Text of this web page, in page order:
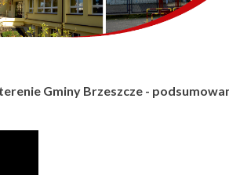
Gminy Brzeszcze -